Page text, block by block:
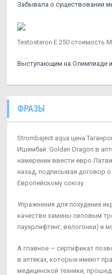
Забывала о существовании
Testosteron E 250 стоимость
Выступающим на Олимпиаде
ФРАЗЫ
Strombaject aqua цена
Ишимбай: Golden Dragon в
намерении ввести евро
назад, подписывая договор
Европейскому союзу.
Упражнения для похудения
качестве замены силовым
пауэрлифтинг, велогонки) и
А главное — сертификат
в аптеках, которые имеют
медицинской техники,